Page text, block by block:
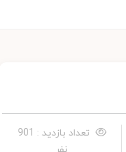
تعداد بازدید : 901